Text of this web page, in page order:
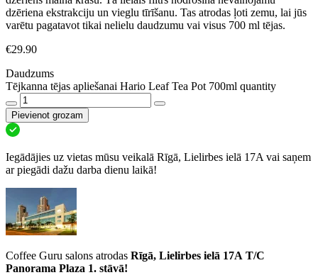
dzēriena ekstrakciju un vieglu tīrīšanu. Tas atrodas ļoti zemu, lai jūs
varētu pagatavot tikai nelielu daudzumu vai visus 700 ml tējas.
€29.90
Daudzums
Tējkanna tējas apliešanai Hario Leaf Tea Pot 700ml quantity
Pievienot grozam
Iegādājies uz vietas mūsu veikalā Rīgā, Lielirbes ielā 17A vai saņem
ar piegādi dažu darba dienu laikā!
Coffee Guru salons atrodas Rīgā, Lielirbes ielā 17A T/C
Panorama Plaza 1. stāvā!